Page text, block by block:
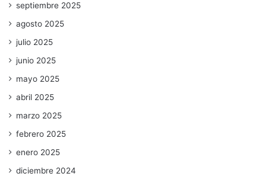
septiembre 2025
agosto 2025
julio 2025
junio 2025
mayo 2025
abril 2025
marzo 2025
febrero 2025
enero 2025
diciembre 2024